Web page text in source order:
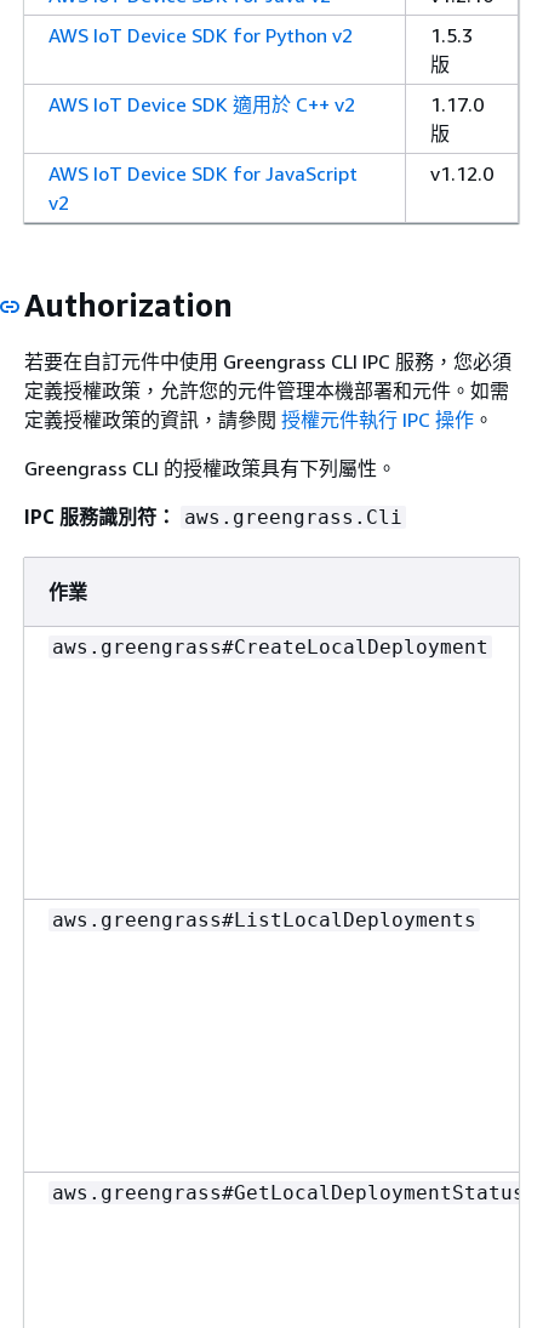
AWS IoT Device SDK for Python v2
1.5.3
版
AWS IoT Device SDK 適用於 C++ v2
1.17.0
版
AWS IoT Device SDK for JavaScript
v2
v1.12.0
Authorization
若要在自訂元件中使用 Greengrass CLI IPC 服務，您必須
定義授權政策，允許您的元件管理本機部署和元件。如需
定義授權政策的資訊，請參閱 授權元件執行 IPC 操作 。
Greengrass CLI 的授權政策具有下列屬性。
IPC 服務識別符：
aws.greengrass.Cli
作業
aws.greengrass#CreateLocalDeployment
aws.greengrass#ListLocalDeployments
aws.greengrass#GetLocalDeploymentStatus